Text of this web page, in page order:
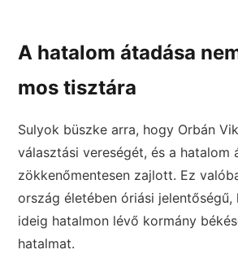
A hatalom átadása
mos tisztára
Sulyok büszke arra, hogy Orbán
választási vereségét, és a hatalom
zökkenőmentesen zajlott. Ez
ország életében óriási jelentőségű,
ideig hatalmon lévő kormány
hatalmat.